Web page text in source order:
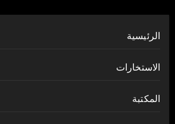
الرئيسية
الاستخارات
المكتبة